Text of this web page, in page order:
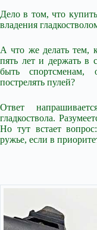
Дело в том, что
владения
А что же делать тем,
пять лет и держать в
быть спортсменам,
пострелять пулей?
Ответ
гладкоствола.
Но тут встает
ружье, если в